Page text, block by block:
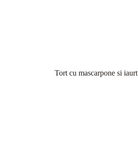
Tort cu mascarpone si iaurt